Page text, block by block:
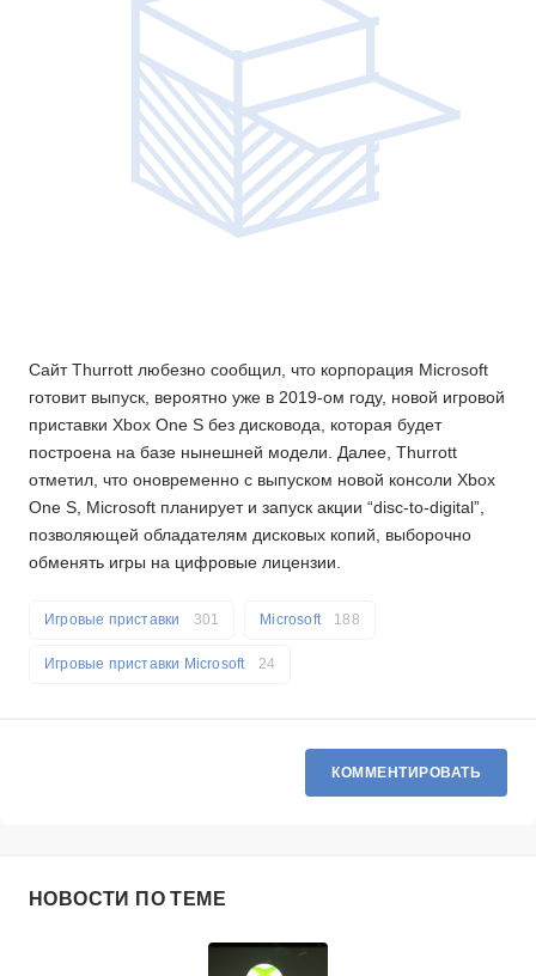
Сайт Thurrott любезно сообщил, что корпорация Microsoft
готовит выпуск, вероятно уже в 2019-ом году, новой игровой
приставки Xbox One S без дисковода, которая будет
построена на базе нынешней модели. Далее, Thurrott
отметил, что оновременно с выпуском новой консоли Xbox
One S, Microsoft планирует и запуск акции “disc-to-digital”,
позволяющей обладателям дисковых копий, выборочно
обменять игры на цифровые лицензии.
Microsoft 188
Игровые приставки 301
Игровые приставки Microsoft 24
КОММЕНТИРОВАТЬ
НОВОСТИ ПО ТЕМЕ